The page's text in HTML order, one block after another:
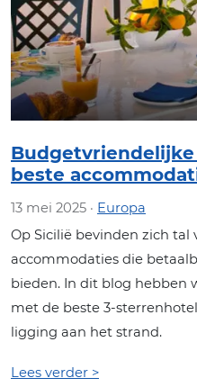
beste
13 mei 2025 · Europa
Op Sicilië bevinden zich tal
accommodaties die
bieden. In dit blog hebben
met de beste 3-
ligging aan het strand.
Lees verder >